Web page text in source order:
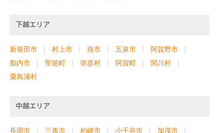
下越エリア
新発田市 村上市 燕市 五泉市
阿賀野市
胎内市
聖籠町 弥彦村 阿賀町
関川村
粟島浦村
中越エリア
長岡市 三条市 柏崎市 小千谷市
加茂市